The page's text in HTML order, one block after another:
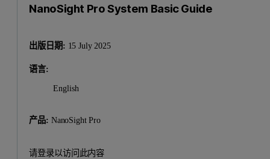
NanoSight Pro System Basic Guide
出版日期: 15 July 2025
语言:
English
产品: NanoSight Pro
请登录以访问此内容